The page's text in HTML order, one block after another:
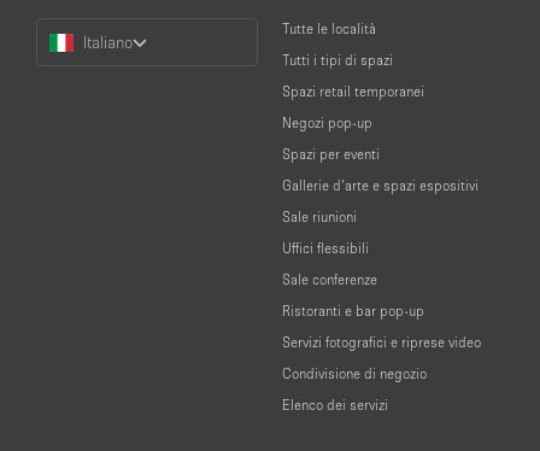
Language
Italiano
Tutte le località
Tutti i tipi di spazi
Spazi retail temporanei
Negozi pop-up
Spazi per eventi
Gallerie d’arte e spazi espositivi
Sale riunioni
Uffici flessibili
Sale conferenze
Ristoranti e bar pop-up
Servizi fotografici e riprese video
Condivisione di negozio
Elenco dei servizi